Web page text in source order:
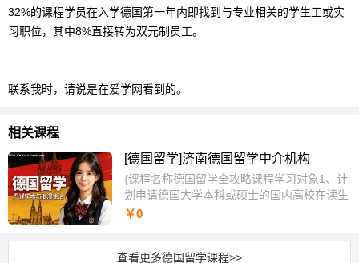
32%的课程学员在入学德国第一年内即找到与专业相关的学生工或实
习职位，其中8%直接转为双元制员工。
联系我时，请说是在爱学网看到的。
相关课程
[德国留学]济南德国留学中介机构
{课程名称德国留学全攻略课程学习对象1、计
划申请德国大学本科或硕士的国内高校在读生
或毕业生，具备一定德语基础（A2以上），但
知。2、学员普遍面临信息碎片化难题，无法
分辨德国大学录取偏好、学分匹配规则及时间
￥0
查看更多德国留学课程>>